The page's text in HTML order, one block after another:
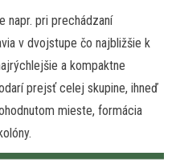
napr. pri prechádzaní
v dvojstupe čo najbližšie k
a kompaktne
prejsť celej skupine, ihneď
mieste, formácia